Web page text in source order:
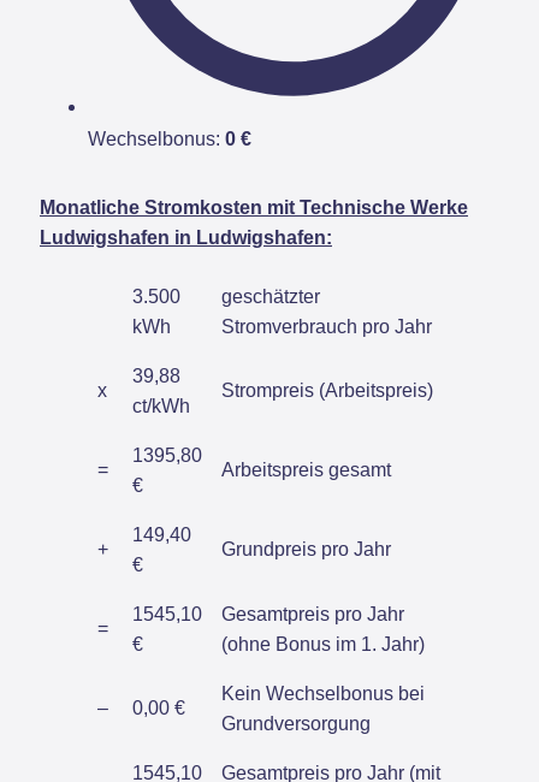
Wechselbonus: 0 €
Monatliche Stromkosten mit Technische Werke
Ludwigshafen in Ludwigshafen:
3.500
kWh
geschätzter
Stromverbrauch pro Jahr
x
39,88
ct/kWh
Strompreis (Arbeitspreis)
=
1395,80
€
Arbeitspreis gesamt
+
149,40
€
Grundpreis pro Jahr
=
1545,10
€
Gesamtpreis pro Jahr
(ohne Bonus im 1. Jahr)
– 0,00 €
Kein Wechselbonus bei
Grundversorgung
1545,10 Gesamtpreis pro Jahr (mit